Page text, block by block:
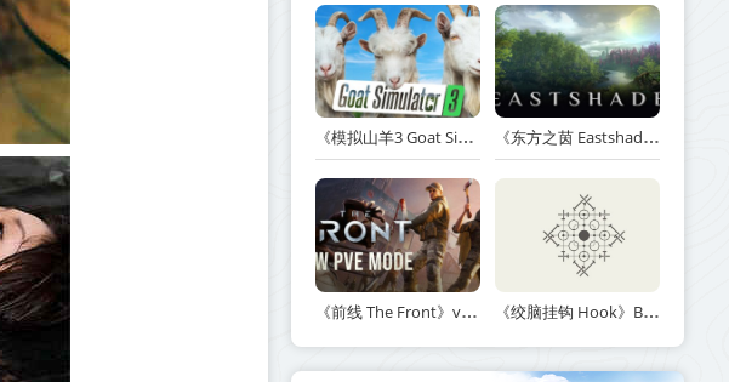
《模拟山羊3 Goat Simulator 3》v1.2.0.2-全DLC+含重制版【单机+联机】【PC/手机双端】丨中文版网盘下载 《东方之茵 Eastshade》Build.20251455-免安装中文版丨中文版网盘下载
《前线 The Front》v1.5.7丨中文版网盘下载 《绞脑挂钩 Hook》Build.21678887-免安装中文版丨中文版网盘下载